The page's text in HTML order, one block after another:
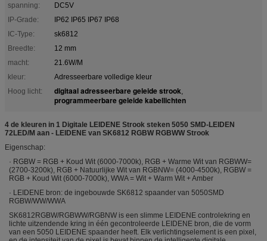
spanning:
DC5V
IP-Grade:
IP62 IP65 IP67 IP68
IC-Type:
sk6812
Breedte:
12 mm
macht:
21.6W/M
kleur:
Adresseerbare volledige kleur
Hoog licht:
digitaal adresseerbare geleide strook,
programmeerbare geleide kabellichten
4 de kleuren in 1 Digitale LEIDENE Strook steken 5050 SMD-LEIDEN
72LED/M aan - LEIDENE van SK6812 RGBW RGBWW Strook
Eigenschap:
· RGBW = RGB + Koud Wit (6000-7000k), RGB + Warme Wit van RGBWW=
(2700-3200k), RGB + Natuurlijke Wit van RGBNW= (4000-4500k), RGBW =
RGB + Koud Wit (6000-7000k), WWA = Wit + Warm Wit + Amber
· LEIDENE bron: de ingebouwde SK6812 spaander van 5050SMD
RGBW/WW/WWA
SK6812RGBW/RGBWW/RGBNW is een slimme LEIDENE controlekring en
lichte uitzendende kring in één gecontroleerde LEIDENE bron, die de vorm
van een 5050 LEIDENE spaander heeft. Elk verlichtingselement is een pixel,